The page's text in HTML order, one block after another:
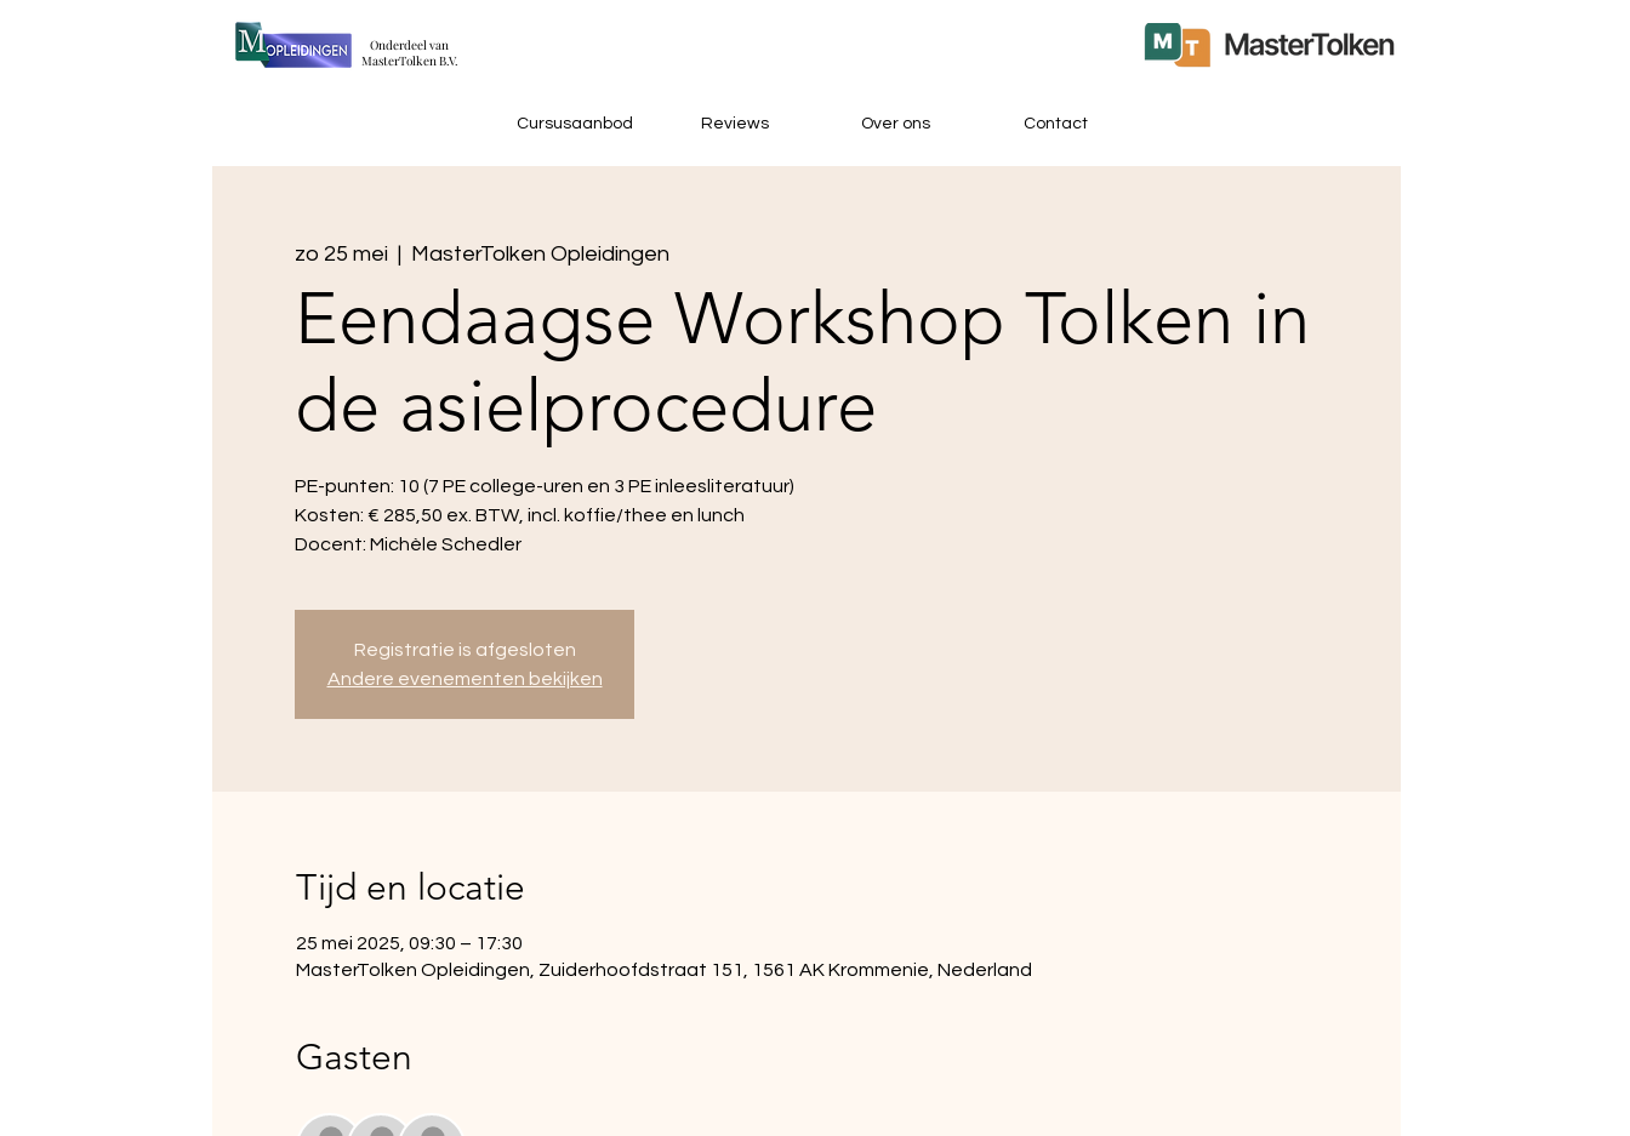
​Onderdeel van
MasterTolken B.V.
Cursusaanbod Reviews Over ons Contact
zo 25 mei
  |
MasterTolken Opleidingen
Eendaagse Workshop Tolken in
de asielprocedure
PE-punten: 10 (7 PE college-uren en 3 PE inleesliteratuur)
Kosten: € 285,50 ex. BTW, incl. koffie/thee en lunch
Docent: Michèle Schedler
Registratie is afgesloten
Andere evenementen bekijken
Tijd en locatie
25 mei 2025, 09:30 – 17:30
MasterTolken Opleidingen, Zuiderhoofdstraat 151, 1561 AK Krommenie, Nederland
Gasten